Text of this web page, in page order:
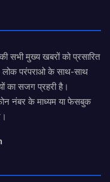
सभी मुख्य खबरों को प्रसारित
लोक परंपराओ के साथ-साथ
का सजग प्रहरी है।
नंबर के माध्यम या फेसबुक